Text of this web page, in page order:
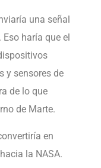
una señal
haría que el
y sensores de
de lo que
de Marte.
en
la NASA.